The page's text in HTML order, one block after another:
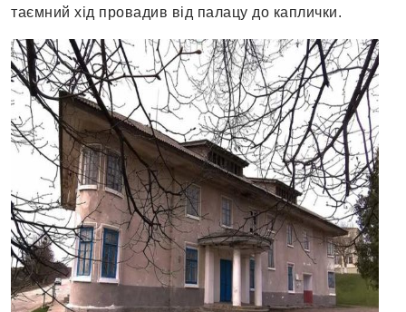
таємний хід провадив від палацу до каплички.